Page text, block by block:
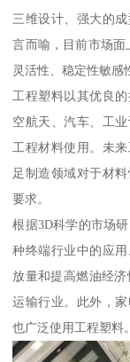
三维设计、强大的
言而喻，目前市场面
灵活性、稳定性敏感
工程塑料以其优良
空航天、汽车、工
工程材料使用。未
足制造领域对于材
要求。
根据3D科学的市场
种终端行业中的应
放量和提高燃油经
运输行业。此外，
也广泛使用工程塑料。